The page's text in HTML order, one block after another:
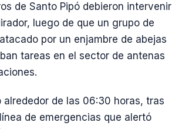
de Santo Pipó debieron intervenir
luego de que un grupo de
por un enjambre de abejas
tareas en el sector de antenas
alrededor de las 06:30 horas, tras
de emergencias que alertó